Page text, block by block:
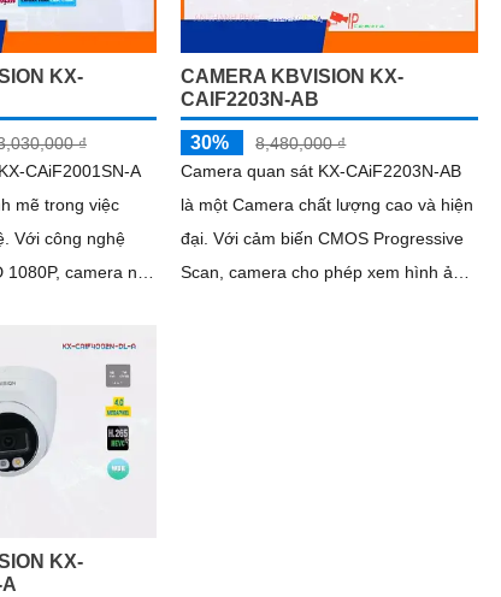
KX-
₫
CAiF2001SN-A
mẽ trong việc
camera này
CAMERA KBVISION KX-
CAIF2203N-AB
30%
8,480,000 ₫
Camera quan sát KX-CAiF2203N-AB
là một Camera chất lượng cao và hiện
đại. Với cảm biến CMOS Progressive
Scan, camera cho phép xem hình ảnh
KX-